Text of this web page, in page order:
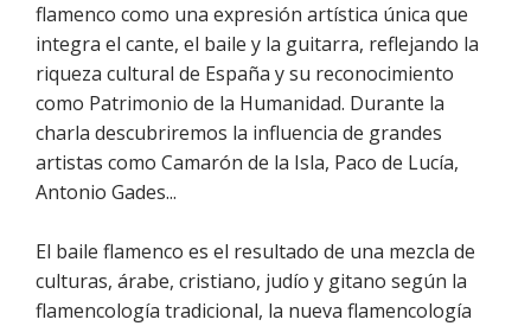
flamenco como una expresión artística única que
integra el cante, el baile y la guitarra, reflejando la
riqueza cultural de España y su reconocimiento
como Patrimonio de la Humanidad. Durante la
charla descubriremos la influencia de grandes
artistas como Camarón de la Isla, Paco de Lucía,
Antonio Gades...
El baile flamenco es el resultado de una mezcla de
culturas, árabe, cristiano, judío y gitano según la
flamencología tradicional, la nueva flamencología